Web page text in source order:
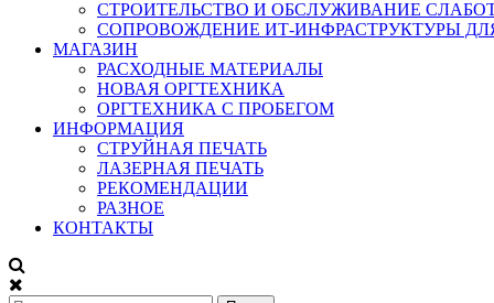
СТРОИТЕЛЬСТВО И ОБСЛУЖИВАНИЕ
СОПРОВОЖДЕНИЕ ИТ-ИНФРАСТРУКТУРЫ
МАГАЗИН
РАСХОДНЫЕ МАТЕРИАЛЫ
НОВАЯ ОРГТЕХНИКА
ОРГТЕХНИКА С ПРОБЕГОМ
ИНФОРМАЦИЯ
СТРУЙНАЯ ПЕЧАТЬ
ЛАЗЕРНАЯ ПЕЧАТЬ
РЕКОМЕНДАЦИИ
РАЗНОЕ
КОНТАКТЫ